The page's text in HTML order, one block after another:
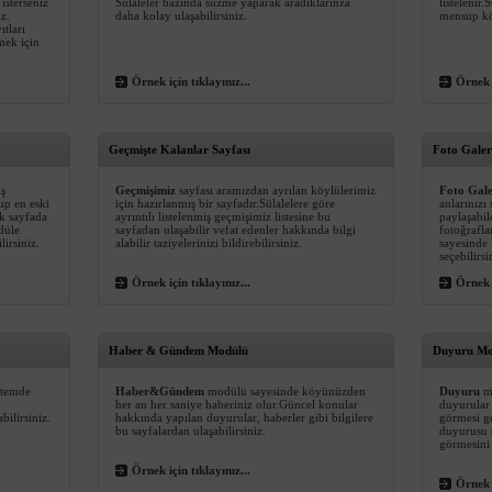
için
daha kolay ulaşabilirsiniz.
Örnek için tıklayınız...
mensup
Örnek
Geçmişte Kalanlar Sayfası Foto
en eski
sayfada
Geçmişimiz sayfası aramızdan ayrılan köylülerimiz
için hazırlanmış bir sayfadır.Sülalelere göre
ayrıntılı listelenmiş geçmişimiz listesine bu
sayfadan ulaşabilir vefat edenler hakkında bilgi
alabilir taziyelerinizi bildirebilirsiniz.
Örnek için tıklayınız...
Foto
Örnek
Haber & Gündem Modülü Duyuru
Haber&Gündem modülü sayesinde köyünüzden
her an her saniye haberiniz olur.Güncel konular
hakkında yapılan duyurular, haberler gibi bilgilere
bu sayfalardan ulaşabilirsiniz.
Örnek için tıklayınız...
Duyuru
duyurular
görmesi
duyurusu
Örnek